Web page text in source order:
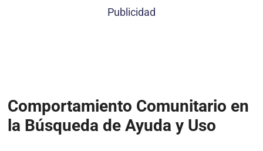
Publicidad
Comportamiento Comunitario en
la Búsqueda de Ayuda y Uso